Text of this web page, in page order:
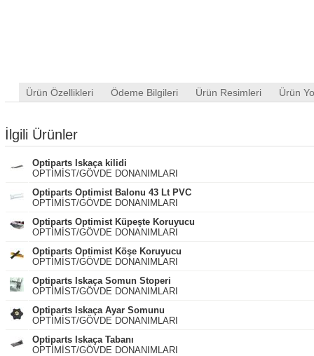
Ürün Özellikleri Ödeme Bilgileri Ürün Resimleri Ürün
İlgili Ürünler
Optiparts Iskaça kilidi
OPTİMİST/GÖVDE DONANIMLARI
Optiparts Optimist Balonu 43 Lt PVC
OPTİMİST/GÖVDE DONANIMLARI
Optiparts Optimist Küpeşte Koruyucu
OPTİMİST/GÖVDE DONANIMLARI
Optiparts Optimist Köşe Koruyucu
OPTİMİST/GÖVDE DONANIMLARI
Optiparts Iskaça Somun Stoperi
OPTİMİST/GÖVDE DONANIMLARI
Optiparts Iskaça Ayar Somunu
OPTİMİST/GÖVDE DONANIMLARI
Optiparts Iskaça Tabanı
OPTİMİST/GÖVDE DONANIMLARI